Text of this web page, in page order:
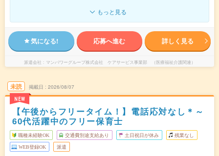
もっと見る
気になる! 応募へ進む 詳しく見る
派遣会社 マンパワーグループ株式会社 ケアサービス事業部 （医療福祉介護関連）
未読
NEW
掲載日 2026/08/07
【午後からフリータイム！】電話応対なし＊～
60代活躍中のフリー保育士
職種未経験OK 交通費別途支給あり 土日祝日が休み 残業なし
WEB登録OK 派遣